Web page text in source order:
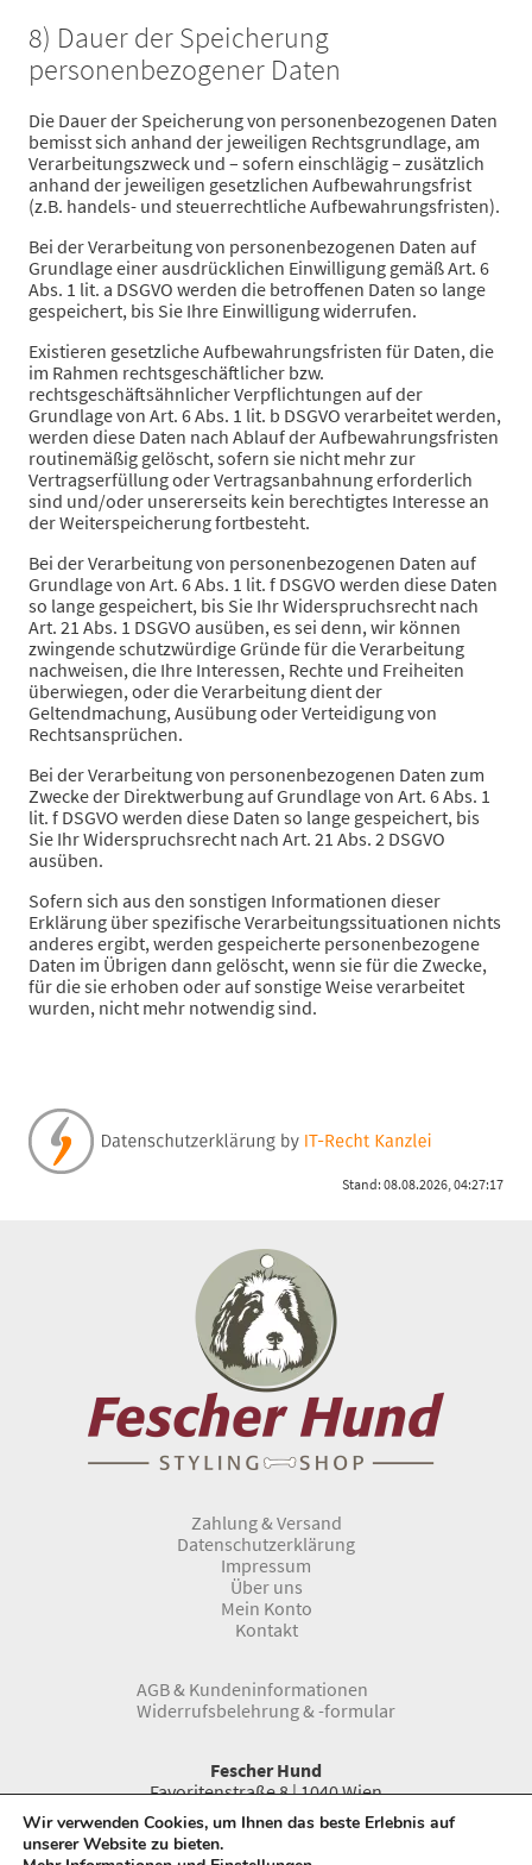
8) Dauer der Speicherung
personenbezogener Daten
Die Dauer der Speicherung von personenbezogenen Daten
bemisst sich anhand der jeweiligen Rechtsgrundlage, am
Verarbeitungszweck und – sofern einschlägig – zusätzlich
anhand der jeweiligen gesetzlichen Aufbewahrungsfrist
(z.B. handels- und steuerrechtliche Aufbewahrungsfristen).
Bei der Verarbeitung von personenbezogenen Daten auf
Grundlage einer ausdrücklichen Einwilligung gemäß Art. 6
Abs. 1 lit. a DSGVO werden die betroffenen Daten so lange
gespeichert, bis Sie Ihre Einwilligung widerrufen.
Existieren gesetzliche Aufbewahrungsfristen für Daten, die
im Rahmen rechtsgeschäftlicher bzw.
rechtsgeschäftsähnlicher Verpflichtungen auf der
Grundlage von Art. 6 Abs. 1 lit. b DSGVO verarbeitet werden,
werden diese Daten nach Ablauf der Aufbewahrungsfristen
routinemäßig gelöscht, sofern sie nicht mehr zur
Vertragserfüllung oder Vertragsanbahnung erforderlich
sind und/oder unsererseits kein berechtigtes Interesse an
der Weiterspeicherung fortbesteht.
Bei der Verarbeitung von personenbezogenen Daten auf
Grundlage von Art. 6 Abs. 1 lit. f DSGVO werden diese Daten
so lange gespeichert, bis Sie Ihr Widerspruchsrecht nach
Art. 21 Abs. 1 DSGVO ausüben, es sei denn, wir können
zwingende schutzwürdige Gründe für die Verarbeitung
nachweisen, die Ihre Interessen, Rechte und Freiheiten
überwiegen, oder die Verarbeitung dient der
Geltendmachung, Ausübung oder Verteidigung von
Rechtsansprüchen.
Bei der Verarbeitung von personenbezogenen Daten zum
Zwecke der Direktwerbung auf Grundlage von Art. 6 Abs. 1
lit. f DSGVO werden diese Daten so lange gespeichert, bis
Sie Ihr Widerspruchsrecht nach Art. 21 Abs. 2 DSGVO
ausüben.
Sofern sich aus den sonstigen Informationen dieser
Erklärung über spezifische Verarbeitungssituationen nichts
anderes ergibt, werden gespeicherte personenbezogene
Daten im Übrigen dann gelöscht, wenn sie für die Zwecke,
für die sie erhoben oder auf sonstige Weise verarbeitet
wurden, nicht mehr notwendig sind.
Stand: 08.08.2026, 04:27:17
Zahlung & Versand
Datenschutzerklärung
Impressum
Über uns
Mein Konto
Kontakt
AGB & Kundeninformationen
Widerrufsbelehrung & -formular
Fescher Hund
Favoritenstraße 8 | 1040 Wien
Telefon:
0043 1 966 33 66
www.fescherhund.at
E-Mail:info@fescherhund.at
Wir verwenden Cookies, um Ihnen das beste Erlebnis auf
unserer Website zu bieten.